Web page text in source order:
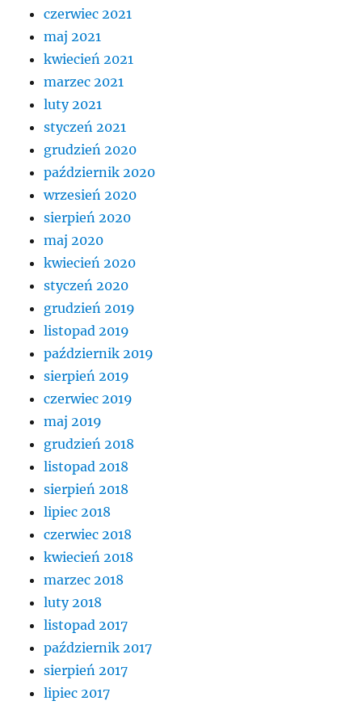
czerwiec 2021
maj 2021
kwiecień 2021
marzec 2021
luty 2021
styczeń 2021
grudzień 2020
październik 2020
wrzesień 2020
sierpień 2020
maj 2020
kwiecień 2020
styczeń 2020
grudzień 2019
listopad 2019
październik 2019
sierpień 2019
czerwiec 2019
maj 2019
grudzień 2018
listopad 2018
sierpień 2018
lipiec 2018
czerwiec 2018
kwiecień 2018
marzec 2018
luty 2018
listopad 2017
październik 2017
sierpień 2017
lipiec 2017